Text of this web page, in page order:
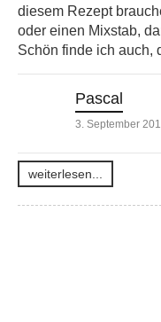
diesem Rezept
oder einen Mixstab,
Schön finde ich auch,
Pascal
3. September
weiterlesen...